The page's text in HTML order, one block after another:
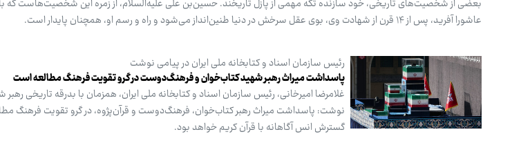
بعضی از شخصیت‌های تاریخی، خود سازنده تکه مهمی از پازل تاریخند. حسین‌بن علی علیه‌السلام، از زمره این شخصیت‌هاست که
عاشورا آفرید، پس از ۱۴ قرن از شهادت وی، بوی عقل سرخش در دنیا طنین‌انداز می‌شود و راه‌ و رسم او، همچنان پایدار است.
رئیس سازمان اسناد و کتابخانه ملی ایران در پیامی نوشت
پاسداشت میراث رهبر شهید کتاب‌خوان و فرهنگ‌دوست در گرو تقویت فرهنگ مطالعه است
غلامرضا امیرخانی، رئیس سازمان اسناد و کتابخانه ملی ایران، همزمان با بدرقه تاریخی رهبر
نوشت: پاسداشت میراث رهبر کتاب‌خوان، فرهنگ‌دوست و قرآن‌پژوه، در گرو تقویت فرهنگ
گسترش انس آگاهانه با قرآن کریم خواهد بود.